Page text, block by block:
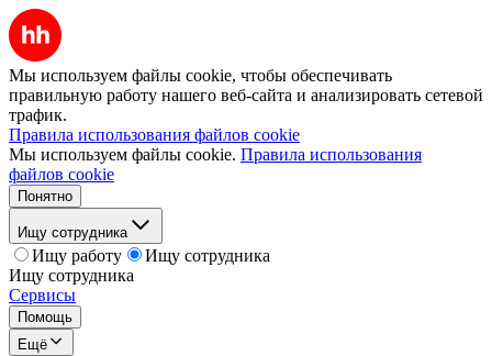
Мы используем файлы cookie, чтобы обеспечивать
правильную работу нашего веб-сайта и анализировать сетевой
трафик.
Правила использования файлов cookie
Мы используем файлы cookie. Правила использования
файлов cookie
Понятно
Ищу сотрудника
Ищу работу
Ищу сотрудника
Ищу сотрудника
Сервисы
Помощь
Ещё